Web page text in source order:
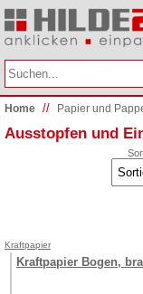
Home // Papier und
Ausstopfen und
Kraftpapier
Kraftpapier Bogen,